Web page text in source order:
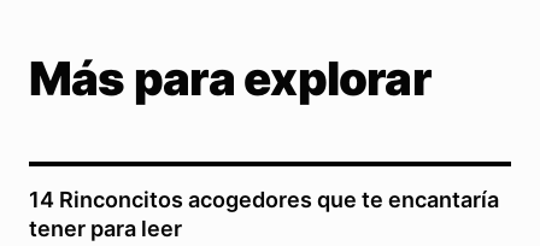
Más para explorar
14 Rinconcitos acogedores que te encantaría
tener para leer